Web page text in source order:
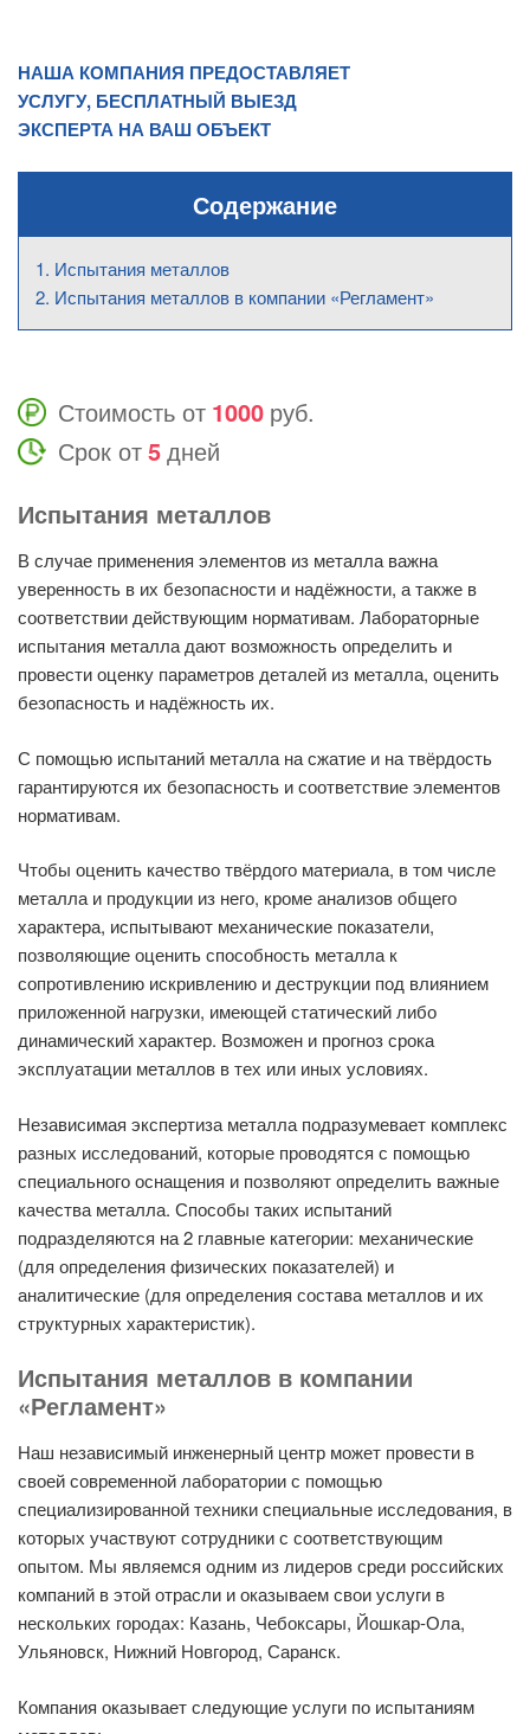
НАША КОМПАНИЯ ПРЕДОСТАВЛЯЕТ
УСЛУГУ, БЕСПЛАТНЫЙ ВЫЕЗД
ЭКСПЕРТА НА ВАШ ОБЪЕКТ
Содержание
Испытания металлов
Испытания металлов в компании «Регламент»
Стоимость от 1000 руб.
Срок от5дней
Испытания металлов
В случае применения элементов из металла важна
уверенность в их безопасности и надёжности, а также в
соответствии действующим нормативам. Лабораторные
испытания металла дают возможность определить и
провести оценку параметров деталей из металла, оценить
безопасность и надёжность их.
С помощью испытаний металла на сжатие и на твёрдость
гарантируются их безопасность и соответствие элементов
нормативам.
Чтобы оценить качество твёрдого материала, в том числе
металла и продукции из него, кроме анализов общего
характера, испытывают механические показатели,
позволяющие оценить способность металла к
сопротивлению искривлению и деструкции под влиянием
приложенной нагрузки, имеющей статический либо
динамический характер. Возможен и прогноз срока
эксплуатации металлов в тех или иных условиях.
Независимая экспертиза металла подразумевает комплекс
разных исследований, которые проводятся с помощью
специального оснащения и позволяют определить важные
качества металла. Способы таких испытаний
подразделяются на 2 главные категории: механические
(для определения физических показателей) и
аналитические (для определения состава металлов и их
структурных характеристик).
Испытания металлов в компании
«Регламент»
Наш независимый инженерный центр может провести в
своей современной лаборатории с помощью
специализированной техники специальные исследования, в
которых участвуют сотрудники с соответствующим
опытом. Мы являемся одним из лидеров среди российских
компаний в этой отрасли и оказываем свои услуги в
нескольких городах: Казань, Чебоксары, Йошкар-Ола,
Ульяновск, Нижний Новгород, Саранск.
Компания оказывает следующие услуги по испытаниям